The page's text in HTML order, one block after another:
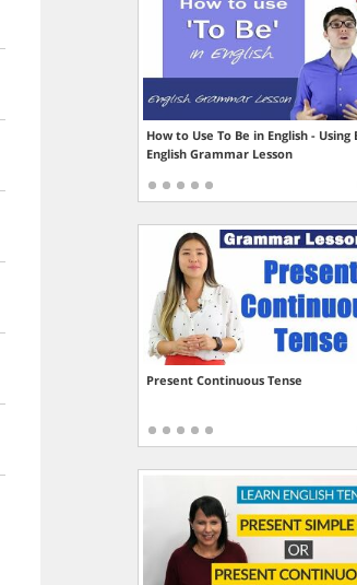
How to Use To Be in English - Using
English Grammar Lesson
Present Continuous Tense